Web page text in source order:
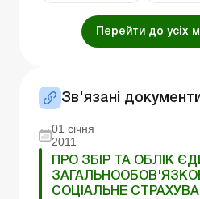
Перейти до усіх
Зв'язані
01 січня
2011
ПРО ЗБІР ТА ОБЛІК
СОЦІАЛЬНЕ